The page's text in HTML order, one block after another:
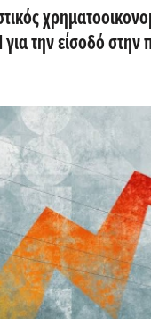
την είσοδό στην